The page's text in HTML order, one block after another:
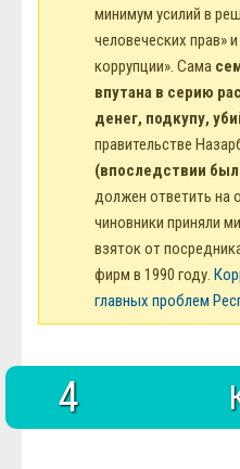
минимум усилий в
человеческих прав»
коррупции». Сама
впутана в серию
денег, подкупу,
правительстве
(впоследствии был
должен ответить на
чиновники приняли
взяток от
фирм в 1990 году.
главных проблем
4